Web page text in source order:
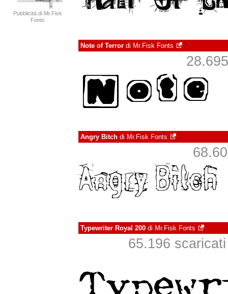
Pubblicità di Mr.Fisk
Fonts
Note of Terror di Mr.Fisk Fonts
Angry Bitch di Mr.Fisk Fonts
Typewriter Royal 200 di Mr.Fisk Fonts
65.196